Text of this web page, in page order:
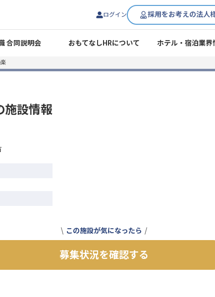
ログイン 採用をお考えの法人
合同説明会 おもてなしHRについて ホテル・宿泊業界
施設情報
この施設が気になったら
募集状況を確認する